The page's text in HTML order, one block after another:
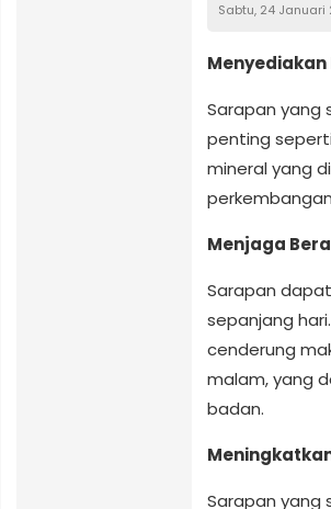
Sabtu, 24 Januari
Sarapan yang
penting
mineral yang
Menjaga
Sarapan
sepanjang
cenderung
malam, yang
badan.
Sarapan yang